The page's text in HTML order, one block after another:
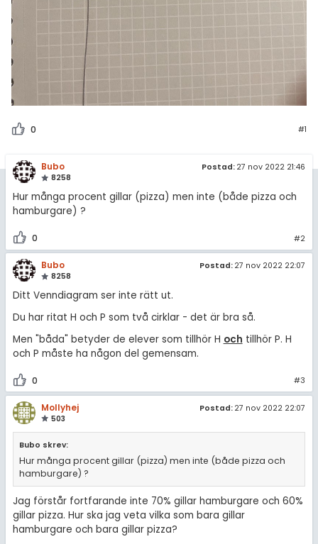
0 #1
Bubo
8258
Postad: 27 nov 2022 21:46
Hur många procent gillar (pizza) men inte (både pizza och
hamburgare) ?
0 #2
Bubo
8258
Postad: 27 nov 2022 22:07
Ditt Venndiagram ser inte rätt ut.
Du har ritat H och P som två cirklar - det är bra så.
Men "båda" betyder de elever som tillhör H och tillhör P. H
och P måste ha någon del gemensam.
0 #3
Mollyhej
503
Postad: 27 nov 2022 22:07
Bubo skrev:
Hur många procent gillar (pizza) men inte (både pizza och
hamburgare) ?
Jag förstår fortfarande inte 70% gillar hamburgare och 60%
gillar pizza. Hur ska jag veta vilka som bara gillar
hamburgare och bara gillar pizza?